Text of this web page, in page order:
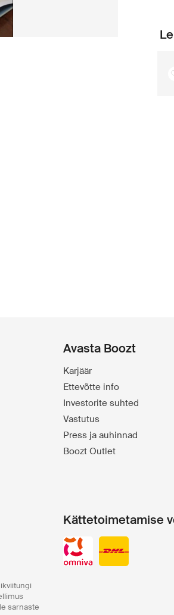
Avasta Boozt
Karjäär
Ettevõtte info
Investorite suhted
Vastutus
Press ja auhinnad
Boozt Outlet
sarnaste
Kättetoimetamise